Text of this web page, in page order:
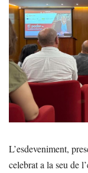
L’esdeveniment,
celebrat a la seu de